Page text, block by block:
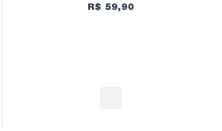
R$ 59,90